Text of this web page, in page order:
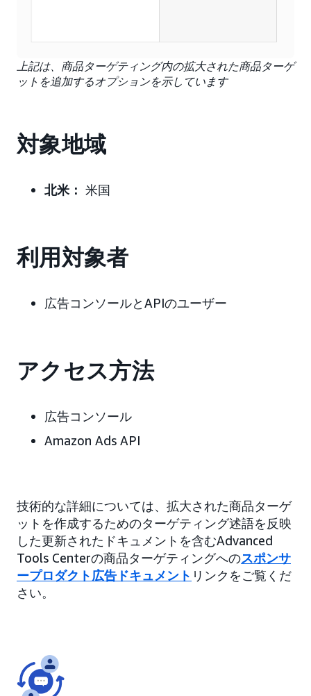
上記は、商品ターゲティング内の拡大された商品ターゲ
ットを追加するオプションを示しています
対象地域
北米： 米国
利用対象者
広告コンソールとAPIのユーザー
アクセス方法
広告コンソール
Amazon Ads API
技術的な詳細については、拡大された商品ターゲ
ットを作成するためのターゲティング述語を反映
した更新されたドキュメントを含むAdvanced
Tools Centerの商品ターゲティングへのスポンサ
ープロダクト広告ドキュメント リンクをご覧くだ
さい。